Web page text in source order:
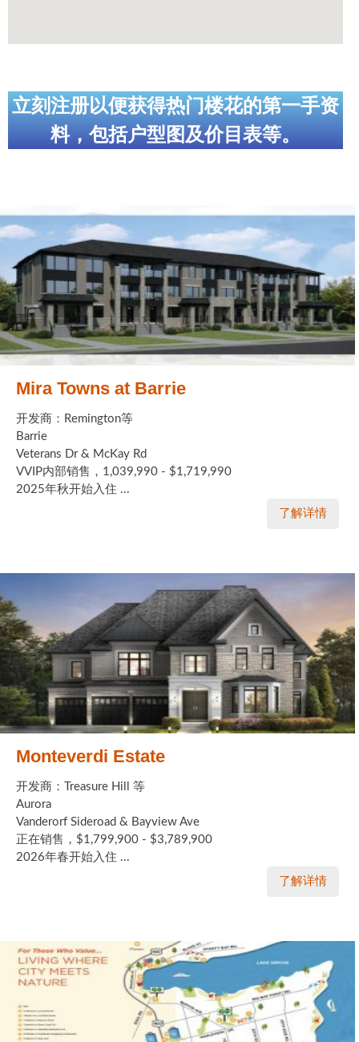
密西沙加社区介绍
密西沙加楼花项目
奥克维尔楼花项目
列治文山楼花项目
旺市楼花项目
万锦楼花项目
新居民
新移民指南
留学生指南
实用链接
大多伦多医疗机构
加拿大银行贷款机构
大多伦多交通网络
常用查询工具
地产杂谈
走近加拿大
为什么移民加拿大
加拿大的历史文化
加拿大社会保险系统
加拿大的福利制度
吃货眼中的加拿大地图
立刻注册以便获得热门楼花的第一手资
料，包括户型图及价目表等。
Mira Towns at Barrie
开发商：Remington等
Barrie
Veterans Dr & McKay Rd
VVIP内部销售，1,039,990 - $1,719,990
2025年秋开始入住 ...
了解详情
Monteverdi Estate
开发商：Treasure Hill 等
Aurora
Vanderorf Sideroad & Bayview Ave
正在销售，$1,799,900 - $3,789,900
2026年春开始入住 ...
了解详情